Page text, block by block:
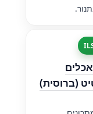
(ברוסית)